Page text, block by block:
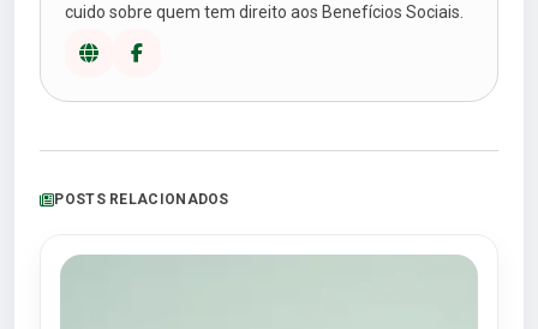
cuido sobre quem tem direito aos Benefícios Sociais.
POSTS RELACIONADOS